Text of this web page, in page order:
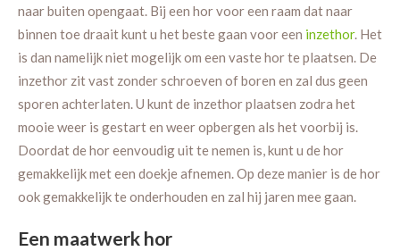
naar buiten opengaat. Bij een hor voor een raam dat naar
binnen toe draait kunt u het beste gaan voor een inzethor. Het
is dan namelijk niet mogelijk om een vaste hor te plaatsen. De
inzethor zit vast zonder schroeven of boren en zal dus geen
sporen achterlaten. U kunt de inzethor plaatsen zodra het
mooie weer is gestart en weer opbergen als het voorbij is.
Doordat de hor eenvoudig uit te nemen is, kunt u de hor
gemakkelijk met een doekje afnemen. Op deze manier is de hor
ook gemakkelijk te onderhouden en zal hij jaren mee gaan.
Een maatwerk hor